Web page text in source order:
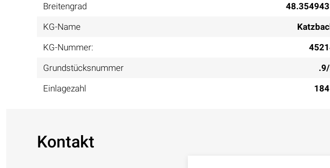
Breitengrad
KG-Name
KG-Nummer:
Grundstücksnummer
Einlagezahl
Kontakt